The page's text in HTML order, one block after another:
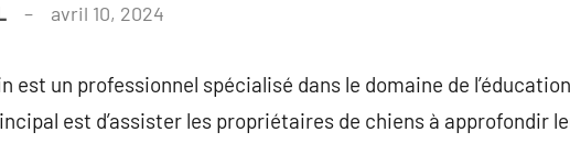
avril 10, 2024
est un professionnel spécialisé dans le domaine de
est d’assister les propriétaires de chiens à approfondir